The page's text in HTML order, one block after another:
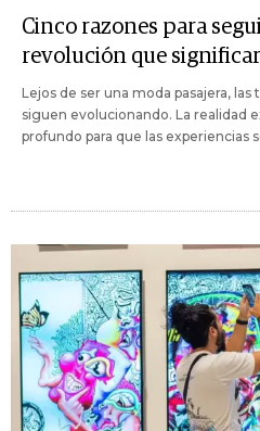
Cinco razones para
revolución que
Lejos de ser una moda pasajera,
siguen evolucionando. La realidad
profundo para que las experiencias